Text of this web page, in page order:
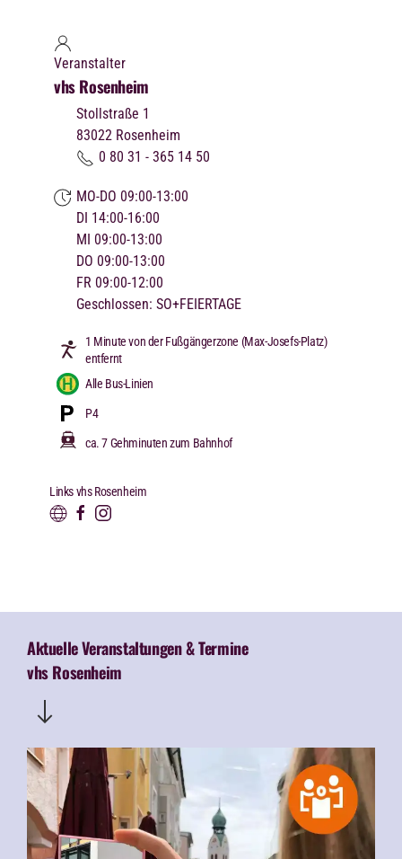
Veranstalter
vhs Rosenheim
Stollstraße 1
83022 Rosenheim
0 80 31 - 365 14 50
MO-DO 09:00-13:00
DI 14:00-16:00
MI 09:00-13:00
DO 09:00-13:00
FR 09:00-12:00
Geschlossen: SO+FEIERTAGE
1 Minute von der Fußgängerzone (Max-Josefs-Platz)
entfernt
Alle Bus-Linien
P4
ca. 7 Gehminuten zum Bahnhof
Links vhs Rosenheim
Aktuelle Veranstaltungen & Termine
vhs Rosenheim